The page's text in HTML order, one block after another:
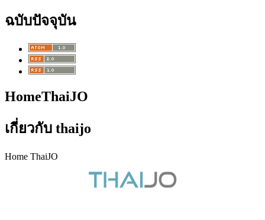
ฉบับปัจจุบัน
HomeThaiJO
เกี่ยวกับ thaijo
Home ThaiJO